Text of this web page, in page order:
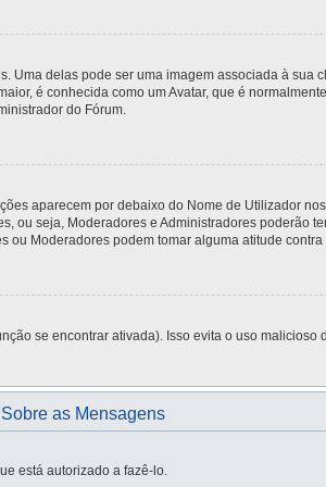
delas pode ser uma imagem associada à
é conhecida como um Avatar, que é
do Fórum.
aparecem por debaixo do Nome de Utilizador
seja, Moderadores e Administradores poderão
Moderadores podem tomar alguma atitude
se encontrar ativada). Isso evita o uso malicioso
Sobre as Mensagens
está autorizado a fazê-lo.